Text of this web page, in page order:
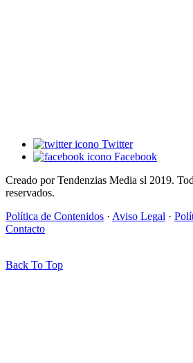
Twitter
Facebook
Creado por Tendenzias Media sl 2019.
reservados.
Política de Contenidos · Aviso Legal ·
Contacto
Back To Top